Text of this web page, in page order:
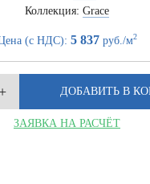
Коллекция: Grace
(с НДС): 5 837руб./м2
ЗАЯВКА НА РАСЧЁТ